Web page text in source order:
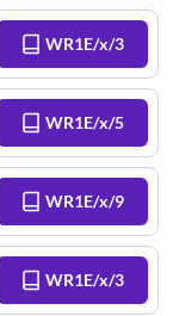
WR1E/x/3
WR1E/x/5
WR1E/x/9
WR1E/x/3